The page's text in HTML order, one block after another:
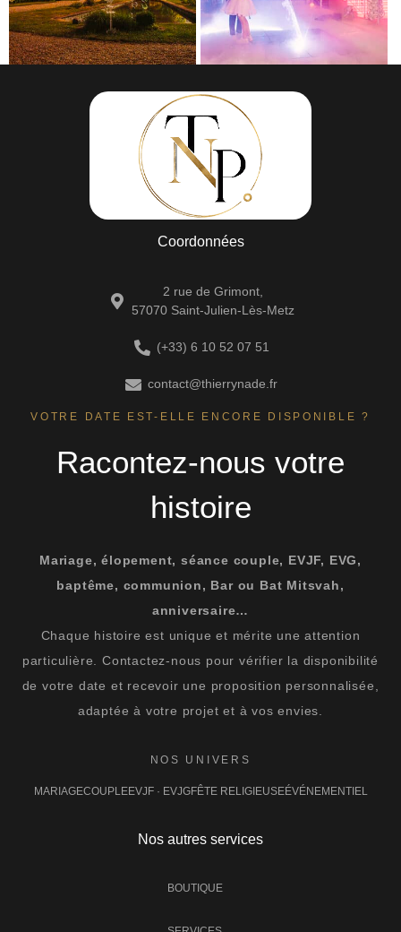
Coordonnées
2 rue de Grimont,
57070 Saint-Julien-Lès-Metz
(+33) 6 10 52 07 51
contact@thierrynade.fr
VOTRE DATE EST-ELLE ENCORE DISPONIBLE ?
Racontez-nous votre
histoire
Mariage, élopement, séance couple, EVJF, EVG,
baptême, communion, Bar ou Bat Mitsvah,
anniversaire…
Chaque histoire est unique et mérite une attention
particulière. Contactez-nous pour vérifier la disponibilité
de votre date et recevoir une proposition personnalisée,
adaptée à votre projet et à vos envies.
NOS UNIVERS
MARIAGECOUPLEEVJF · EVJGFÊTE RELIGIEUSEÉVÉNEMENTIEL
Nos autres services
BOUTIQUE